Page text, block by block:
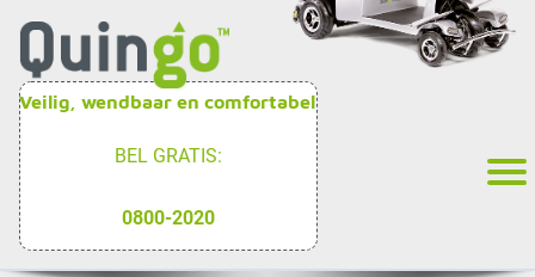
Veilig, wendbaar en comfortabel
BEL GRATIS:
0800-2020